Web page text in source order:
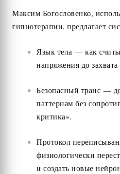
Максим Богословенко,
гипнотерапии, предлагает
Язык тела — как
напряжения до захвата
Безопасный транс —
паттернам без
критика».
Протокол
физиологически
и создать новые